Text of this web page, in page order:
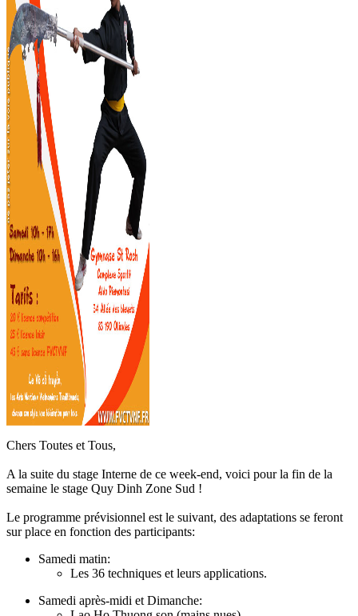
Chers Toutes et Tous,
A la suite du stage Interne de ce week-end, voici pour la fin de la
semaine le stage Quy Dinh Zone Sud !
Le programme prévisionnel est le suivant, des adaptations se feront
sur place en fonction des participants:
Samedi matin:
Les 36 techniques et leurs applications.
Samedi après-midi et Dimanche: